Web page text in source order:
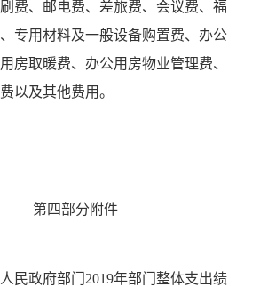
费、邮电费、差旅费、会议费、福
专用材料及一般设备购置费、办公
房取暖费、办公用房物业管理费、
以及其他费用。
第四部分 附件
民政府部门 2019年部门整体支出绩